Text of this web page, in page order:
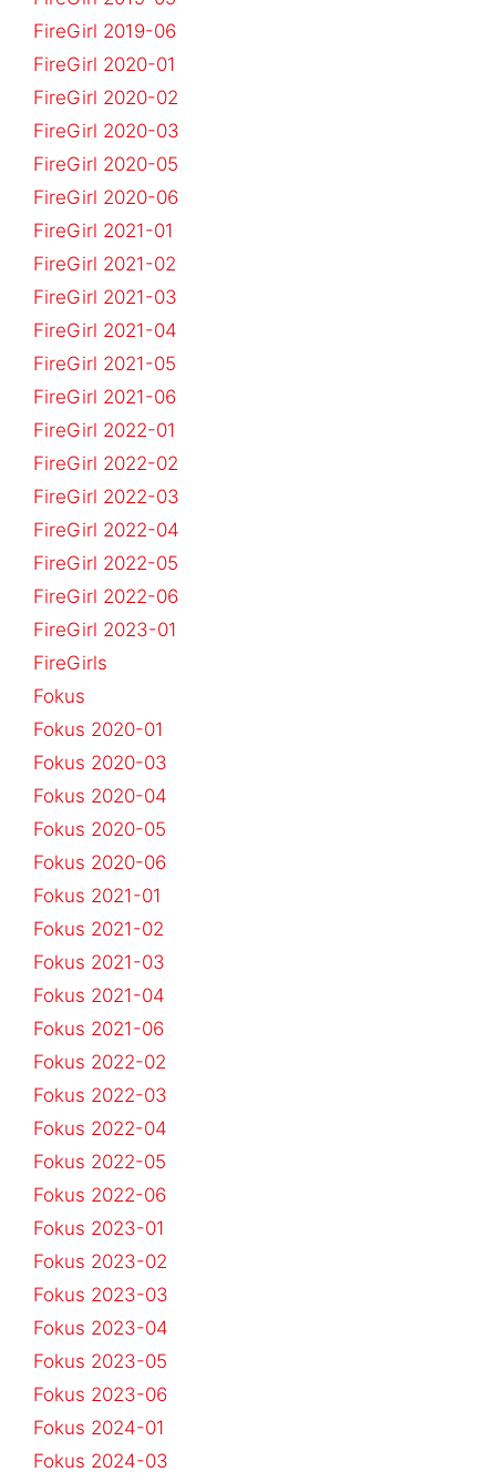
FireGirl 2019-06
FireGirl 2020-01
FireGirl 2020-02
FireGirl 2020-03
FireGirl 2020-05
FireGirl 2020-06
FireGirl 2021-01
FireGirl 2021-02
FireGirl 2021-03
FireGirl 2021-04
FireGirl 2021-05
FireGirl 2021-06
FireGirl 2022-01
FireGirl 2022-02
FireGirl 2022-03
FireGirl 2022-04
FireGirl 2022-05
FireGirl 2022-06
FireGirl 2023-01
FireGirls
Fokus
Fokus 2020-01
Fokus 2020-03
Fokus 2020-04
Fokus 2020-05
Fokus 2020-06
Fokus 2021-01
Fokus 2021-02
Fokus 2021-03
Fokus 2021-04
Fokus 2021-06
Fokus 2022-02
Fokus 2022-03
Fokus 2022-04
Fokus 2022-05
Fokus 2022-06
Fokus 2023-01
Fokus 2023-02
Fokus 2023-03
Fokus 2023-04
Fokus 2023-05
Fokus 2023-06
Fokus 2024-01
Fokus 2024-03